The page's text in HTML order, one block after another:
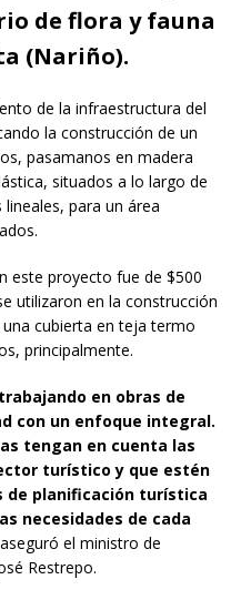
de flora y fauna
(Nariño).
de la infraestructura del
la construcción de un
pasamanos en madera
situados a lo largo de
para un área
este proyecto fue de $500
utilizaron en la construcción
cubierta en teja termo
principalmente.
en obras de
con un enfoque integral.
tengan en cuenta las
turístico y que estén
de planificación turística
necesidades de cada
el ministro de
Restrepo.